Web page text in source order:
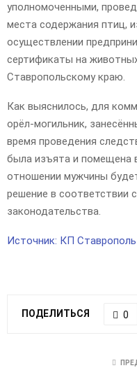
уполномоченными,
места содержания птиц,
осуществлении
сертификаты на
Ставропольскому краю.
Как выяснилось, для
орёл-могильник,
время проведения
была изъята и помещена
отношении мужчины
решение в соответствии
законодательства.
Источник: КП Ставрополь
ПОДЕЛИТЬСЯ 0